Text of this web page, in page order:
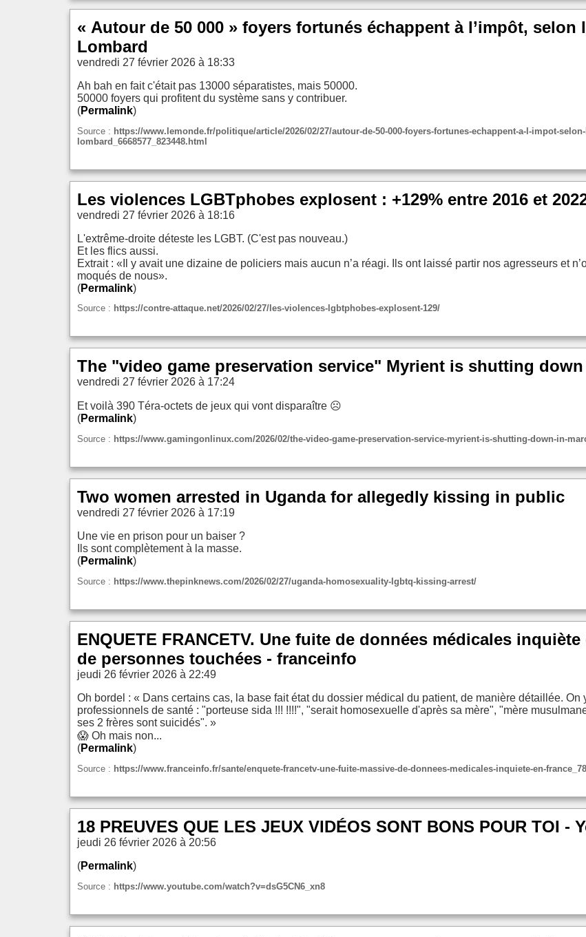
« Autour de 50 000 » foyers fortunés échappent à l’impôt, selon
Lombard
vendredi 27 février 2026 à 18:33
Ah bah en fait c'était pas 13000 séparatistes, mais 50000.
50000 foyers qui profitent du système sans y contribuer.
(Permalink)
Source : https://www.lemonde.fr/politique/article/2026/02/27/autour-de-50-000-foyers-fortunes-echappent-a-l-impot-
lombard_6668577_823448.html
Les violences LGBTphobes explosent : +129% entre 2016 et
vendredi 27 février 2026 à 18:16
L'extrême-droite déteste les LGBT. (C'est pas nouveau.)
Et les flics aussi.
Extrait : «Il y avait une dizaine de policiers mais aucun n’a réagi. Ils ont laissé partir nos agresseurs et
moqués de nous».
(Permalink)
Source : https://contre-attaque.net/2026/02/27/les-violences-lgbtphobes-explosent-129/
The "video game preservation service" Myrient is shutting
vendredi 27 février 2026 à 17:24
Et voilà 390 Téra-octets de jeux qui vont disparaître ☹️
(Permalink)
Source : https://www.gamingonlinux.com/2026/02/the-video-game-preservation-service-myrient-is-shutting-down-in-
Two women arrested in Uganda for allegedly kissing in public
vendredi 27 février 2026 à 17:19
Une vie en prison pour un baiser ?
Ils sont complètement à la masse.
(Permalink)
Source : https://www.thepinknews.com/2026/02/27/uganda-homosexuality-lgbtq-kissing-arrest/
ENQUETE FRANCETV. Une fuite de données médicales
de personnes touchées - franceinfo
jeudi 26 février 2026 à 22:49
Oh bordel : « Dans certains cas, la base fait état du dossier médical du patient, de manière détaillée.
professionnels de santé : "porteuse sida !!! !!!!", "serait homosexuelle d'après sa mère", "mère
ses 2 frères sont suicidés". »
😱 Oh mais non...
(Permalink)
Source : https://www.franceinfo.fr/sante/enquete-francetv-une-fuite-massive-de-donnees-medicales-inquiete-en-
18 PREUVES QUE LES JEUX VIDÉOS SONT BONS POUR TOI -
jeudi 26 février 2026 à 20:56
(Permalink)
Source : https://www.youtube.com/watch?v=dsG5CN6_xn8